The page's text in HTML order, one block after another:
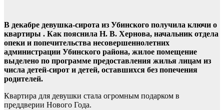
В декабре девушка-сирота из Убинского получила ключи о
квартиры . Как пояснила Н. В. Хернова, начальник отдела
опеки и попечительства несовершеннолетних
администрации Убинского района, жилое помещение
выделено по программе предоставления жилья лицам из
числа детей-сирот и детей, оставшихся без попечения
родителей.
Квартира для девушки стала огромным подарком в
преддверии Нового Года.